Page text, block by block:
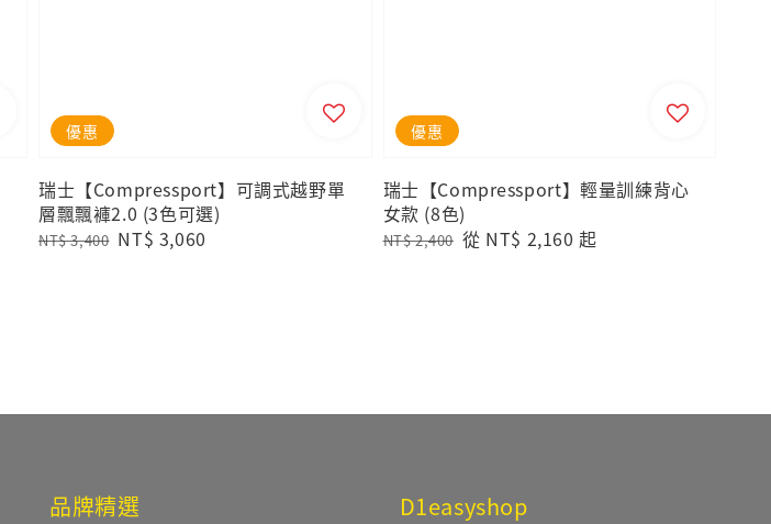
優惠
瑞士【Compressport】可調式越野單
層飄飄褲2.0 (3色可選)
Regular
NT$ 3,400 Sale
NT$ 3,060
優惠
瑞士【Compressport】輕量訓練背心
女款 (8色)
Regular
NT$ 2,400 Sale
從 NT$ 2,160 起
品牌精選 D1easyshop